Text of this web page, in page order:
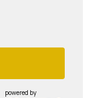
powered by